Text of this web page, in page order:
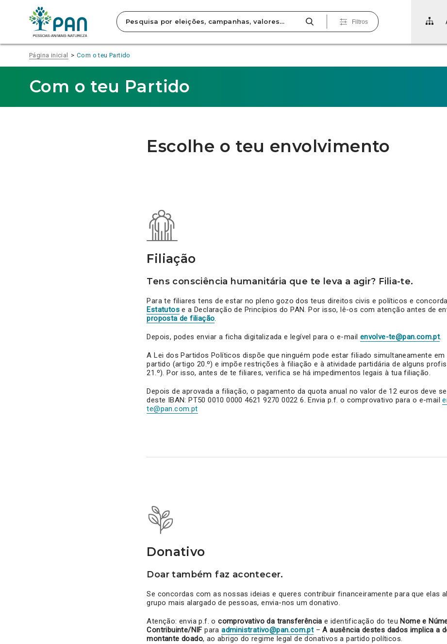
conteúdo
da
Filtros
Página inicial Com o teu Partido
Com o teu Partido
Escolhe o teu envolvimento
Filiação
Tens consciência humanitária que te leva a agir? Filia-te.
Para te filiares tens de estar no pleno gozo dos teus direitos civis e políticos e
Estatutos e a Declaração de Princípios do PAN. Por isso, lê-os com atenção antes de
proposta de filiação.
Depois, podes enviar a ficha digitalizada e legível para o e-mail envolve-te@pan.com.pt.
A Lei dos Partidos Políticos dispõe que ninguém pode estar filiado simultaneamente em
partido (artigo 20.º) e impõe restrições à filiação e à atividade partidária de alguns
21.º). Por isso, antes de te filiares, verifica se há impedimentos legais à tua filiação.
Depois de aprovada a filiação, o pagamento da quota anual no valor de 12 euros deve
deste IBAN: PT50 0010 0000 4621 9270 0022 6. Envia p.f. o comprovativo para o e-mail
te@pan.com.pt
Donativo
Doar também faz acontecer.
Se concordas com as nossas ideias e queres contribuir financeiramente para que elas
grupo mais alargado de pessoas, envia-nos um donativo.
Atenção: envia p.f. ocomprovativo da transferência e identificação do teu Nome e
Contribuinte/NIF paraadministrativo@pan.com.pt–A ausência destes dados implica a
montante doado, ao abrigo do regime legal de donativos a partido políticos.
ESPECÍFICAS